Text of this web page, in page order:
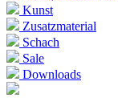
Kunst
Zusatzmaterial
Schach
Sale
Downloads